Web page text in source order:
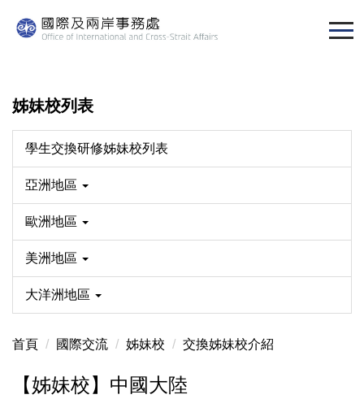
到
容
區
姊妹校列表
學生交換研修姊妹校列表
亞洲地區
歐洲地區
美洲地區
大洋洲地區
首頁 國際交流 姊妹校 交換姊妹校介紹
【姊妹校】中國大陸